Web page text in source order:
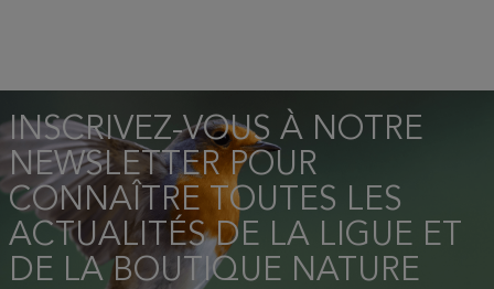
INSCRIVEZ-VOUS À NOTRE
NEWSLETTER POUR
CONNAÎTRE TOUTES LES
ACTUALITÉS DE LA LIGUE ET
DE LA BOUTIQUE NATURE